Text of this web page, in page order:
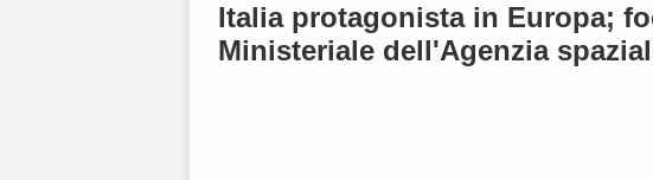
Italia protagonista in Europa;
Ministeriale dell'Agenzia